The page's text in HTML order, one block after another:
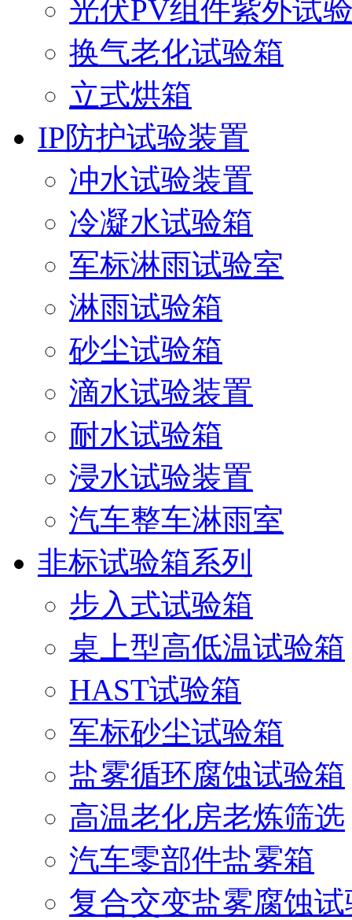
光伏PV组件紫外试
换气老化试验箱
立式烘箱
IP防护试验装置
冲水试验装置
冷凝水试验箱
军标淋雨试验室
淋雨试验箱
砂尘试验箱
滴水试验装置
耐水试验箱
浸水试验装置
汽车整车淋雨室
非标试验箱系列
步入式试验箱
桌上型高低温试验箱
HAST试验箱
军标砂尘试验箱
盐雾循环腐蚀试验箱
高温老化房老炼筛选
汽车零部件盐雾箱
复合交变盐雾腐蚀